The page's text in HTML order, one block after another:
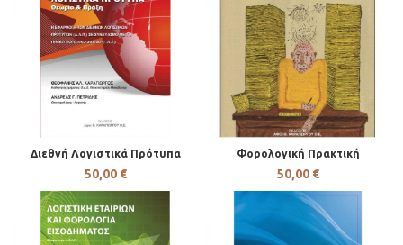
Διεθνή Λογιστικά Πρότυπα
50,00 €
Φορολογική Πρακτική
50,00 €